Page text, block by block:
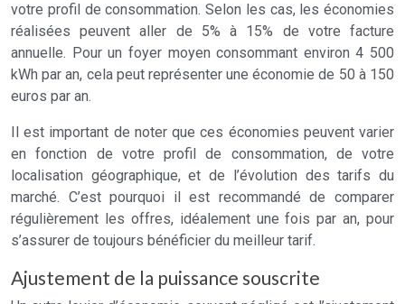
votre profil de consommation. Selon les cas, les économies
réalisées peuvent aller de 5% à 15% de votre facture
annuelle. Pour un foyer moyen consommant environ 4 500
kWh par an, cela peut représenter une économie de 50 à 150
euros par an.
Il est important de noter que ces économies peuvent varier
en fonction de votre profil de consommation, de votre
localisation géographique, et de l’évolution des tarifs du
marché. C’est pourquoi il est recommandé de comparer
régulièrement les offres, idéalement une fois par an, pour
s’assurer de toujours bénéficier du meilleur tarif.
Ajustement de la puissance souscrite